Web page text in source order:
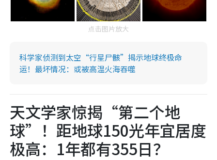
点击图片放大
科学家侦测到太空“行星尸骸”揭示地球终极命
运！最坏情况：或被高温火海吞噬
天文学家惊揭“第二个地
球”！距地球150光年宜居度
极高：1年都有355日？